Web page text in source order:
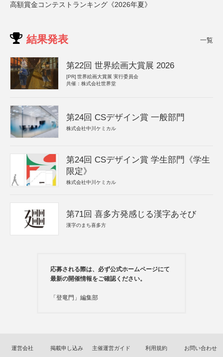
高額賞金コンテストランキング《2026年夏》
結果発表 一覧
第22回 世界絵画大賞展 2026
[PR] 世界絵画大賞展 実行委員会
共催：株式会社世界堂
第24回 CSデザイン賞 一般部門
株式会社中川ケミカル
第24回 CSデザイン賞 学生部門《学生
限定》
株式会社中川ケミカル
第71回 喜多方発感じる漢字あそび
漢字のまち喜多方
応募される際は、必ず公式ホームページにて
最新の開催情報をご確認ください。
「登竜門」編集部
運営会社 掲載申し込み 主催運営ガイド 利用規約 お問い合わせ